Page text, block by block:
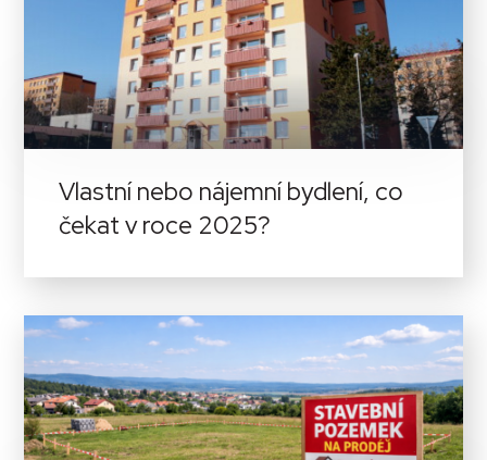
Vlastní nebo nájemní bydlení, co
čekat v roce 2025?